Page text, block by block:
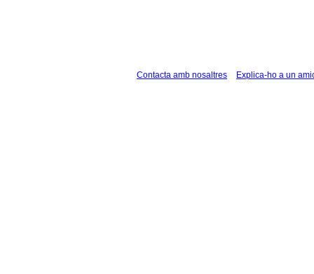
Contacta amb nosaltres Explica-ho a un